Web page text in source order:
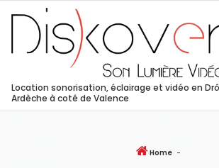
content
Location sonorisation, éclairage et vidéo en
Ardèche à coté de Valence
Home -